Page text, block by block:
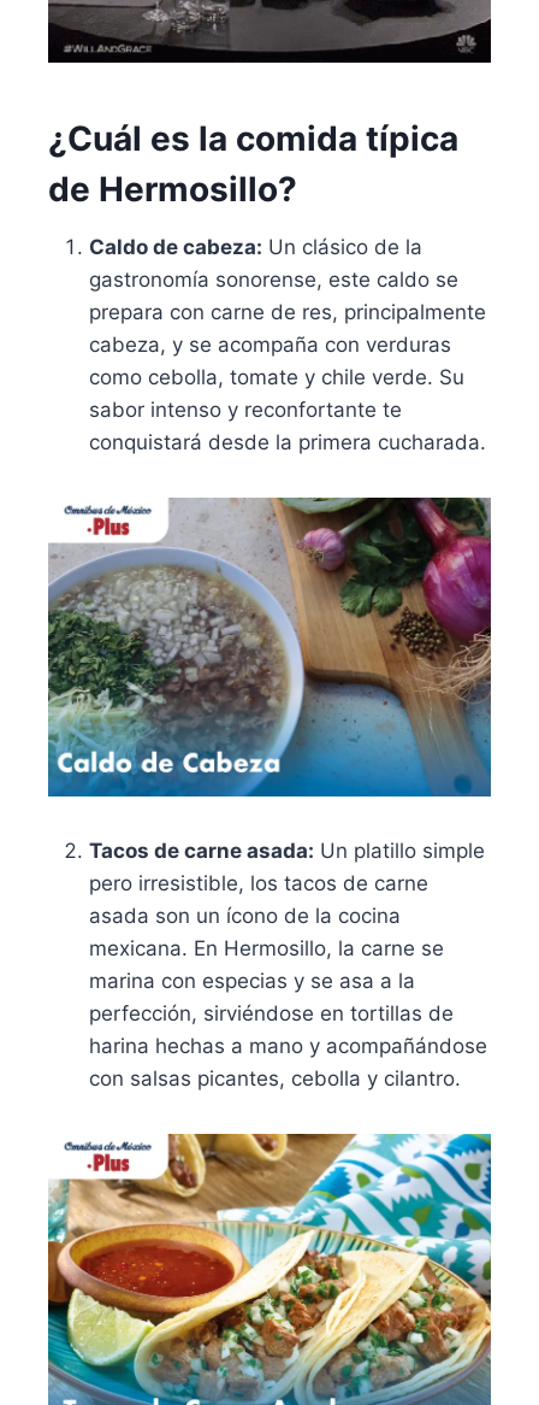
¿Cuál es la comida típica
de Hermosillo?
Caldo de cabeza: Un clásico de la
gastronomía sonorense, este caldo se
prepara con carne de res, principalmente
cabeza, y se acompaña con verduras
como cebolla, tomate y chile verde. Su
sabor intenso y reconfortante te
conquistará desde la primera cucharada.
Tacos de carne asada: Un platillo simple
pero irresistible, los tacos de carne
asada son un ícono de la cocina
mexicana. En Hermosillo, la carne se
marina con especias y se asa a la
perfección, sirviéndose en tortillas de
harina hechas a mano y acompañándose
con salsas picantes, cebolla y cilantro.